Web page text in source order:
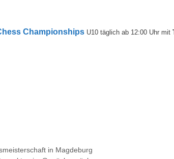
Championships U10 täglich ab 12:00 Uhr mit
in Magdeburg